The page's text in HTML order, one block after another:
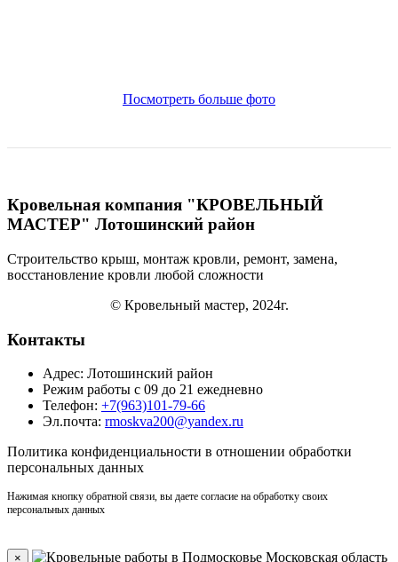
Посмотреть больше фото
Кровельная компания "КРОВЕЛЬНЫЙ
МАСТЕР" Лотошинский район
Строительство крыш, монтаж кровли, ремонт, замена,
восстановление кровли любой сложности
© Кровельный мастер, 2024г.
Контакты
Адрес: Лотошинский район
Режим работы с 09 до 21 ежедневно
Телефон: +7(963)101-79-66
Эл.почта: rmoskva200@yandex.ru
Политика конфиденциальности в отношении обработки
персональных данных
Нажимая кнопку обратной связи, вы даете согласие на обработку своих
персональных данных
×